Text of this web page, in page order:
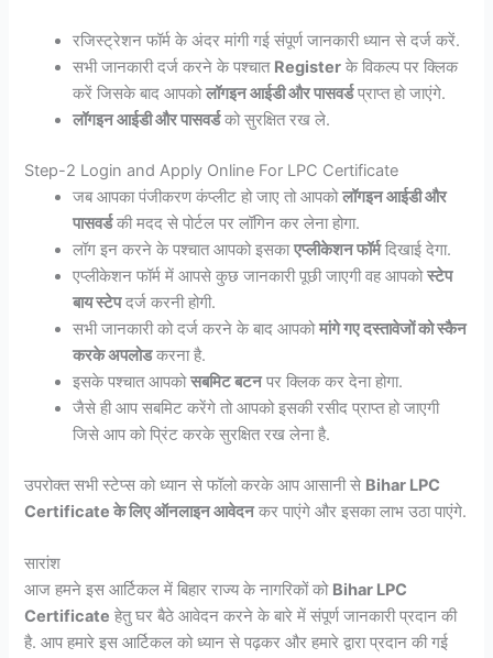
रजिस्ट्रेशन फॉर्म के अंदर मांगी गई संपूर्ण जानकारी ध्यान से दर्ज करें.
सभी जानकारी दर्ज करने के पश्चात Register के विकल्प पर क्लिक
करें जिसके बाद आपकोलॉगइन आईडी और पासवर्डप्राप्त हो जाएंगे.
लॉगइन आईडी और पासवर्डको सुरक्षित रख ले.
Step-2 Login and Apply Online For LPC Certificate
जब आपका पंजीकरण कंप्लीट हो जाए तो आपकोलॉगइन आईडी और
पासवर्डकी मदद से पोर्टल पर लॉगिन कर लेना होगा.
लॉग इन करने के पश्चात आपको इसकाएप्लीकेशन फॉर्मदिखाई देगा.
एप्लीकेशन फॉर्म में आपसे कुछ जानकारी पूछी जाएगी वह आपकोस्टेप
बाय स्टेपदर्ज करनी होगी.
सभी जानकारी को दर्ज करने के बाद आपकोमांगे गए दस्तावेजों को स्कैन
करके अपलोडकरना है.
इसके पश्चात आपकोसबमिट बटनपर क्लिक कर देना होगा.
जैसे ही आप सबमिट करेंगे तो आपको इसकी रसीद प्राप्त हो जाएगी
जिसे आप को प्रिंट करके सुरक्षित रख लेना है.
उपरोक्त सभी स्टेप्स को ध्यान से फॉलो करके आप आसानी से Bihar LPC
Certificate के लिए ऑनलाइन आवेदनकर पाएंगे और इसका लाभ उठा पाएंगे.
सारांश
आज हमने इस आर्टिकल में बिहार राज्य के नागरिकों को Bihar LPC
Certificate हेतु घर बैठे आवेदन करने के बारे में संपूर्ण जानकारी प्रदान की
है. आप हमारे इस आर्टिकल को ध्यान से पढ़कर और हमारे द्वारा प्रदान की गई